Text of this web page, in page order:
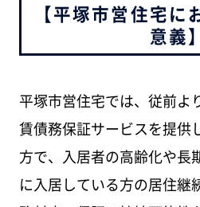
【平塚市営住宅に
意義】
平塚市営住宅では、従前よ
賃債務保証サービスを提供
方で、入居者の高齢化や長
に入居している方の居住継